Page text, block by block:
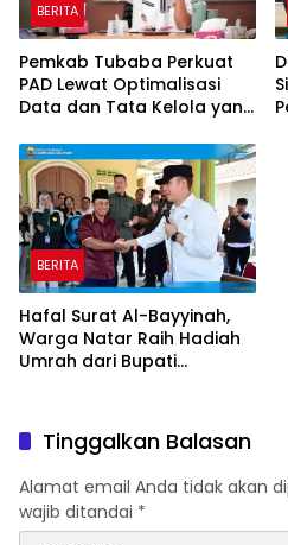
BERITA
Pemkab Tubaba Perkuat
PAD Lewat Optimalisasi
Data dan Tata Kelola yang
BERITA
Hafal Surat Al-Bayyinah,
Warga Natar Raih Hadiah
Umrah dari Bupati
Tinggalkan Balasan
Alamat email Anda tidak akan
wajib ditandai *